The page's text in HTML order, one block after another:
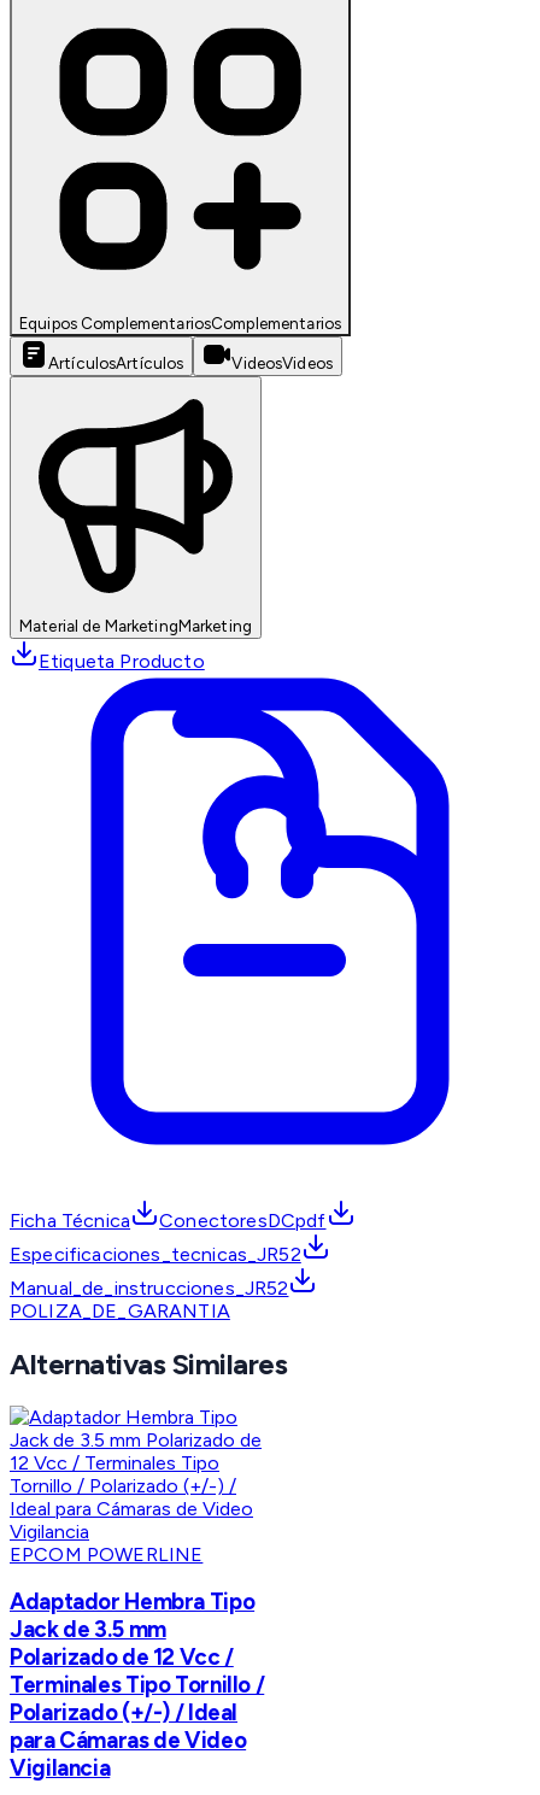
Equipos ComplementariosComplementarios
ArtículosArtículos VideosVideos
Material de MarketingMarketing
Etiqueta Producto
Ficha Técnica
ConectoresDCpdf
Especificaciones_tecnicas_JR52
Manual_de_instrucciones_JR52
POLIZA_DE_GARANTIA
Alternativas Similares
EPCOM POWERLINE
Adaptador Hembra Tipo
Jack de 3.5 mm
Polarizado de 12 Vcc /
Terminales Tipo Tornillo /
Polarizado (+/-) / Ideal
para Cámaras de Video
Vigilancia